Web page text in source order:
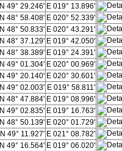
N 49° 29.246' E 019° 13.896'
N 48° 58.408' E 020° 52.339'
N 48° 50.833' E 020° 43.291'
N 48° 37.129' E 019° 42.050'
N 48° 38.389' E 019° 24.391'
N 49° 01.304' E 020° 00.969'
N 49° 20.140' E 020° 30.601'
N 49° 02.003' E 019° 58.811'
N 48° 47.884' E 019° 08.996'
N 49° 02.835' E 019° 16.763'
N 48° 50.139' E 020° 01.729'
N 49° 11.927' E 021° 08.782'
N 49° 16.564' E 019° 06.020'